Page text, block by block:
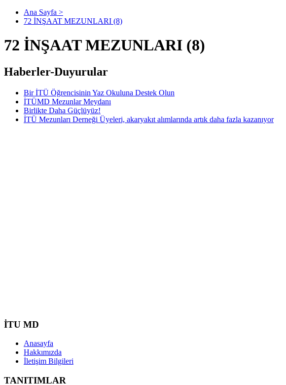
Ana Sayfa >
72 İNŞAAT MEZUNLARI (8)
72 İNŞAAT MEZUNLARI (8)
Haberler-Duyurular
Bir İTÜ Öğrencisinin Yaz Okuluna Destek Olun
İTÜMD Mezunlar Meydanı
Birlikte Daha Güçlüyüz!
İTÜ Mezunları Derneği Üyeleri, akaryakıt alımlarında artık daha fazla kazanıyor
İTU MD
Anasayfa
Hakkımızda
İletişim Bilgileri
TANITIMLAR